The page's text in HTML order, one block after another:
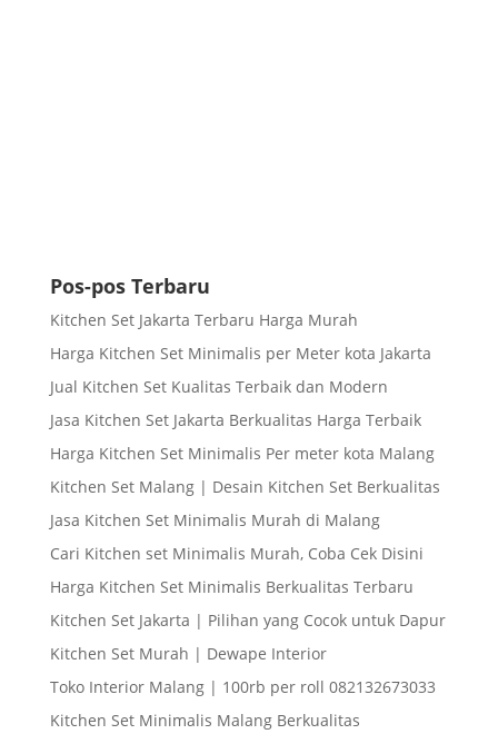
Pos-pos Terbaru
Kitchen Set Jakarta Terbaru Harga Murah
Harga Kitchen Set Minimalis per Meter kota Jakarta
Jual Kitchen Set Kualitas Terbaik dan Modern
Jasa Kitchen Set Jakarta Berkualitas Harga Terbaik
Harga Kitchen Set Minimalis Per meter kota Malang
Kitchen Set Malang | Desain Kitchen Set Berkualitas
Jasa Kitchen Set Minimalis Murah di Malang
Cari Kitchen set Minimalis Murah, Coba Cek Disini
Harga Kitchen Set Minimalis Berkualitas Terbaru
Kitchen Set Jakarta | Pilihan yang Cocok untuk Dapur
Kitchen Set Murah | Dewape Interior
Toko Interior Malang | 100rb per roll 082132673033
Kitchen Set Minimalis Malang Berkualitas